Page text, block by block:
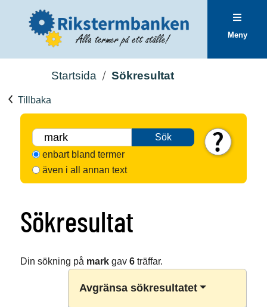
Meny
Startsida Sökresultat
Tillbaka
Sök
enbart bland termer
även i all annan text
Sökresultat
Din sökning på markgav 6träffar.
Avgränsa sökresultatet